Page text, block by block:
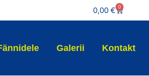
0,00€ 0
Galerii Kontakt